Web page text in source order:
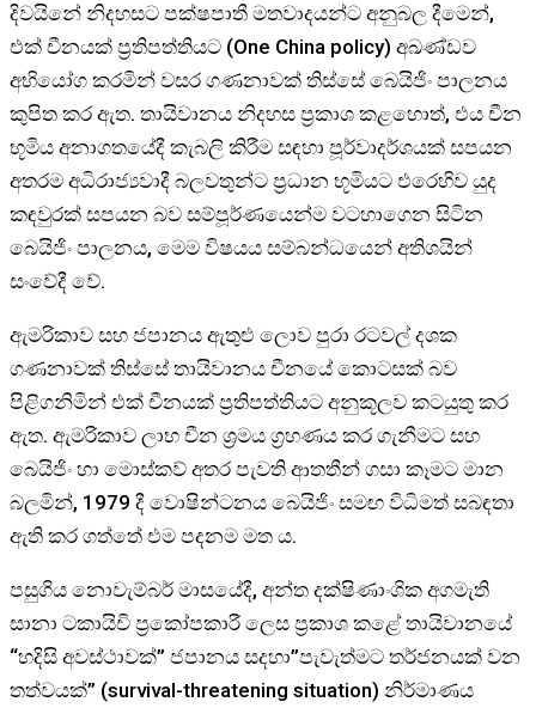
දිවයිනේ නිදහසට පක්ෂපාතී මතවාදයන්ට අනුබල දීමෙන්,
එක් චීනයක් ප්‍රතිපත්තියට (One China policy) අඛණ්ඩව
අභියෝග කරමින් වසර ගණනාවක් තිස්සේ බෙයිජිං පාලනය
කුපිත කර ඇත. තායිවානය නිදහස ප්‍රකාශ කළහොත්, එය චීන
භූමිය අනාගතයේදී කැබලි කිරීම සඳහා පූර්වාදර්ශයක් සපයන
අතරම අධිරාජ්‍යවාදී බලවතුන්ට ප්‍රධාන භූමියට එරෙහිව යුද
කඳවුරක් සපයන බව සම්පූර්ණයෙන්ම වටහාගෙන සිටින
බෙයිජිං පාලනය, මෙම විෂයය සම්බන්ධයෙන් අතිශයින්
සංවේදී වේ.
ඇමරිකාව සහ ජපානය ඇතුළු ලොව පුරා රටවල් දශක
ගණනාවක් තිස්සේ තායිවානය චීනයේ කොටසක් බව
පිළිගනිමින් එක් චීනයක් ප්‍රතිපත්තියට අනුකූලව කටයුතු කර
ඇත. ඇමරිකාව ලාභ චීන ශ්‍රමය ග්‍රහණය කර ගැනීමට සහ
බෙයිජිං හා මොස්කව් අතර පැවති ආතතීන් ගසා කෑමට මාන
බලමින්, 1979 දී වොෂින්ටනය බෙයිජිං සමඟ විධිමත් සබඳතා
ඇති කර ගත්තේ එම පදනම මත ය.
පසුගිය නොවැම්බර් මාසයේදී, අන්ත දක්ෂිණාංශික අගමැති
සානා ටකායිචි ප්‍රකෝපකාරී ලෙස ප්‍රකාශ කළේ තායිවානයේ
“හදිසි අවස්ථාවක්” ජපානය සදහා”පැවැත්මට තර්ජනයක් වන
තත්වයක්” (survival-threatening situation) නිර්මාණය